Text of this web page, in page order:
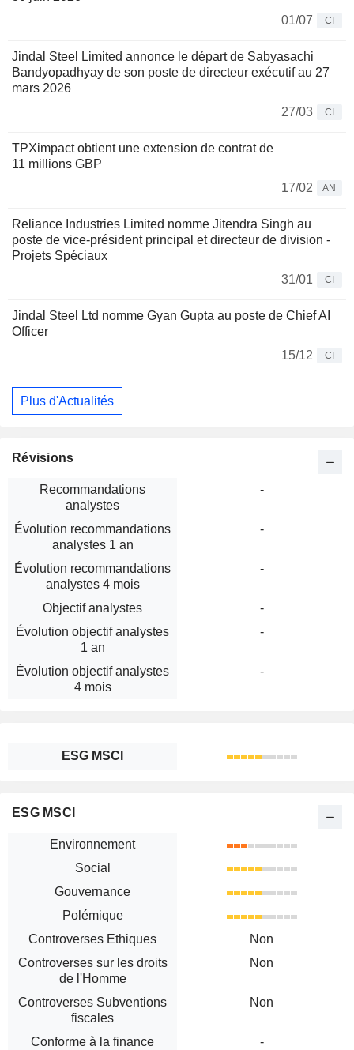
01/07
CI
Jindal Steel Limited annonce le départ de Sabyasachi
Bandyopadhyay de son poste de directeur exécutif au 27
mars 2026
27/03
CI
TPXimpact obtient une extension de contrat de
11 millions GBP
17/02
AN
Reliance Industries Limited nomme Jitendra Singh au
poste de vice-président principal et directeur de division -
Projets Spéciaux
31/01
CI
Jindal Steel Ltd nomme Gyan Gupta au poste de Chief AI
Officer
15/12
CI
Plus d'Actualités
Révisions
Recommandations
analystes
-
Évolution recommandations
analystes 1 an
-
Évolution recommandations
analystes 4 mois
-
Objectif analystes
-
Évolution objectif analystes
1 an
-
Évolution objectif analystes
4 mois
-
ESG MSCI
ESG MSCI
Environnement
Social
Gouvernance
Polémique
Controverses Ethiques
Non
Controverses sur les droits
de l'Homme
Non
Controverses Subventions
fiscales
Non
Conforme à la finance
-